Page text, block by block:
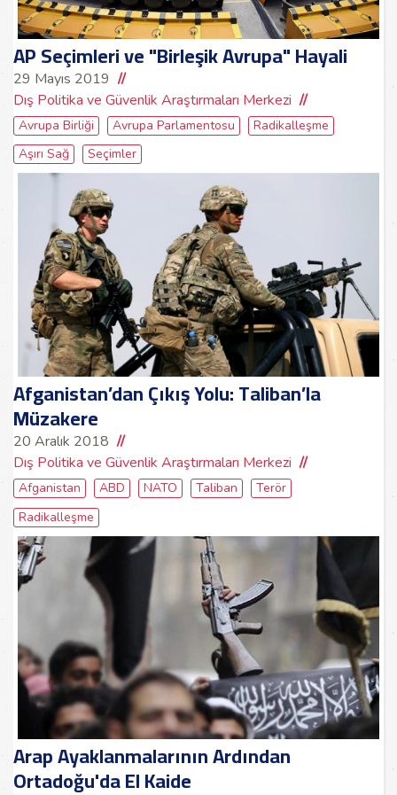
AP Seçimleri ve "Birleşik Avrupa" Hayali
29 Mayıs 2019
Dış Politika ve Güvenlik Araştırmaları Merkezi
Avrupa Birliği Avrupa Parlamentosu
Radikalleşme
Aşırı Sağ
Seçimler
Afganistan’dan Çıkış Yolu: Taliban’la
Müzakere
20 Aralık 2018
Dış Politika ve Güvenlik Araştırmaları Merkezi
Afganistan ABD NATO Taliban
Terör
Radikalleşme
Arap Ayaklanmalarının Ardından
Ortadoğu'da El Kaide